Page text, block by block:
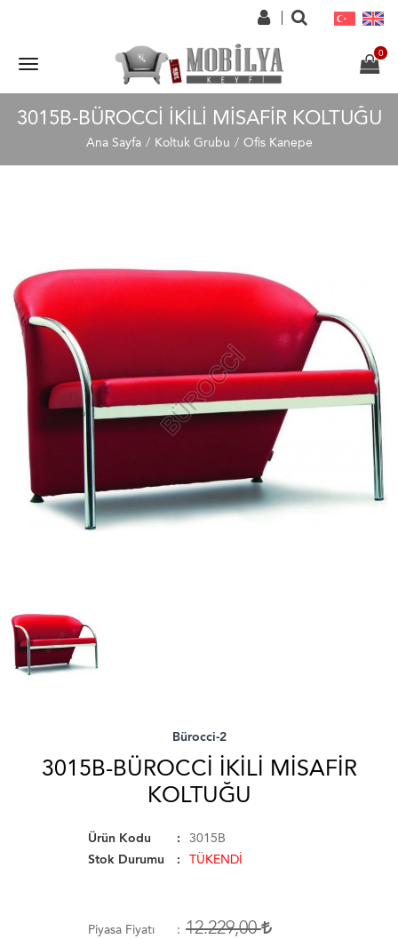
3015B-BÜROCCI İKILI MISAFIR KOLTUĞU
Ana Sayfa Koltuk Grubu Ofis Kanepe
Bürocci-2
3015B-BÜROCCI İKILI MISAFIR
KOLTUĞU
Ürün Kodu
3015B
Stok Durumu
TÜKENDİ
Piyasa Fiyatı 12.229,00